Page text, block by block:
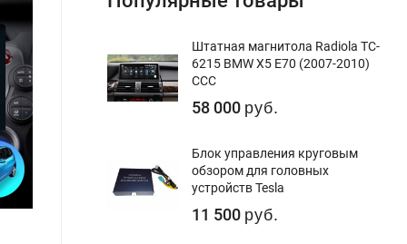
Штатная магнитола Radiola TC-
6215 BMW X5 E70 (2007-2010)
CCC
58 000 руб.
Блок управления круговым
обзором для головных
устройств Tesla
11 500 руб.